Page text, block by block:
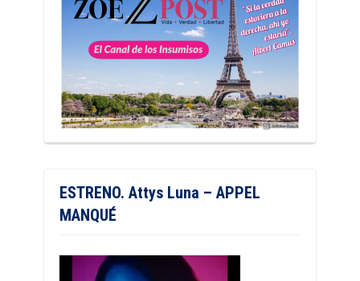
ESTRENO. Attys Luna – APPEL
MANQUÉ